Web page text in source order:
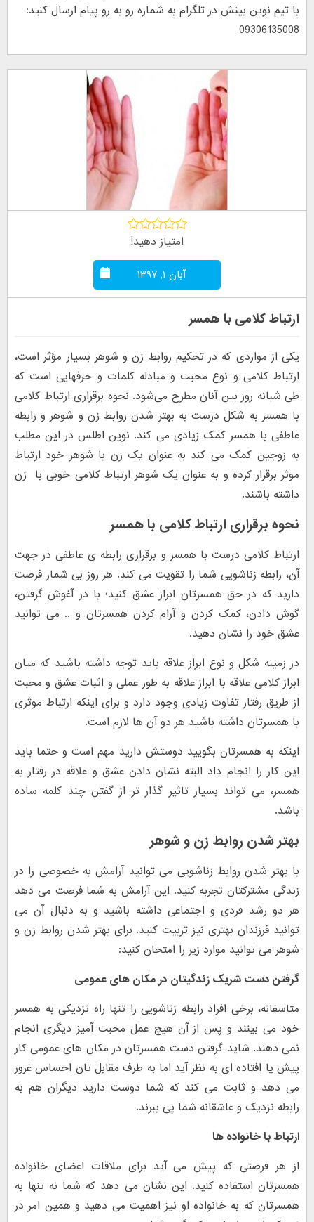
با تیم نوین بینش در تلگرام به شماره رو به رو پیام ارسال کنید:
09306135008
امتیاز دهید!
آبان ۱, ۱۳۹۷
ارتباط کلامی با همسر
یکی از مواردی که در تحکیم روابط زن و شوهر بسیار مؤثر است،
ارتباط کلامی و نوع محبت و مبادله کلمات و حرف‎هایی است که
طی شبانه‌ روز بین آنان مطرح می‌شود. نحوه برقراری ارتباط کلامی
با همسر به شکل درست به بهتر شدن روابط زن و شوهر و رابطه
عاطفی با همسر کمک زیادی می کند. نوین اطلس در این مطلب
به زوجین کمک می کند به عنوان یک زن با شوهر خود ارتباط
موثر برقرار کرده و به عنوان یک شوهر ارتباط کلامی خوبی با زن
داشته باشند.
نحوه برقراری ارتباط کلامی با همسر
ارتباط کلامی درست با همسر و برقراری رابطه ی عاطفی در جهت
آن، رابطه زناشویی شما را تقویت می کند. هر روز بی شمار فرصت
دارید که در حق همسرتان ابراز عشق کنید؛ با در آغوش گرفتن،
گوش دادن، کمک کردن و آرام کردن همسرتان و .. می توانید
عشق خود را نشان دهید.
در زمینه شکل و نوع ابراز علاقه باید توجه داشته باشید که میان
ابراز کلامی علاقه با ابراز علاقه به طور عملی و اثبات عشق و محبت
از طریق رفتار تفاوت زیادی وجود دارد و برای اینکه ارتباط موثری
با همسرتان داشته باشید هر دو آن ها لازم است.
اینکه به همسرتان بگویید دوستش دارید مهم است و حتما باید
این کار را انجام داد البته نشان دادن عشق و علاقه در رفتار به
همسر، می تواند بسیار تاثیر گذار تر از گفتن چند کلمه ساده
باشد.
بهتر شدن روابط زن و شوهر
با بهتر شدن روابط زناشویی می توانید آرامش به خصوصی را در
زندگی مشترکتان تجربه کنید. این آرامش به شما فرصت می دهد
هر دو رشد فردی و اجتماعی داشته باشید و به دنبال آن می
توانید فرزندان بهتری نیز تربیت کنید. برای بهتر شدن روابط زن و
شوهر می توانید موارد زیر را امتحان کنید:
گرفتن دست شریک زندگیتان در مکان های عمومی
متاسفانه، برخی افراد رابطه زناشویی را تنها راه نزدیکی به همسر
خود می بینند و پس از آن هیچ عمل محبت آمیز دیگری انجام
نمی دهند. شاید گرفتن دست همسرتان در مکان های عمومی کار
پیش پا افتاده ای به نظر آید اما به طرف مقابل تان احساس غرور
می دهد و ثابت می کند که شما دوست دارید دیگران هم به
رابطه نزدیک و عاشقانه شما پی ببرند.
ارتباط با خانواده ها
از هر فرصتی که پیش می آید برای ملاقات اعضای خانواده
همسرتان استفاده کنید. این نشان می دهد که شما نه تنها به
همسرتان که به خانواده او نیز اهمیت می دهید و همین امر در